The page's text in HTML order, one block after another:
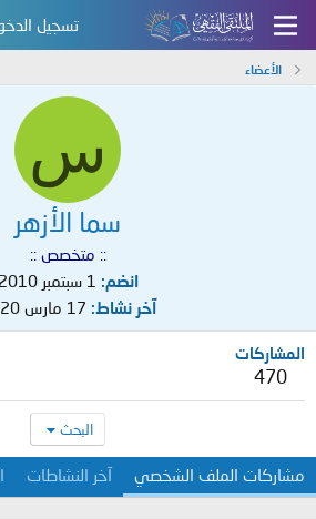
تسجيل
الأعضاء
س
سما الأزهر
:: متخصص ::
انضم
1 سبتمبر 2010
آخر نشاط 17 مارس 2020
المشاركات
470
البحث
مشاركات الملف الشخصي آخر النشاطات